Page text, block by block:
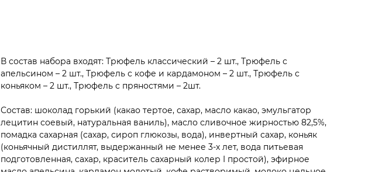
В состав набора входят: Трюфель классический – 2 шт., Трюфель с
апельсином – 2 шт., Трюфель с кофе и кардамоном – 2 шт., Трюфель с
коньяком – 2 шт., Трюфель с пряностями – 2шт.
Состав: шоколад горький (какао тертое, сахар, масло какао, эмульгатор
лецитин соевый, натуральная ваниль), масло сливочное жирностью 82,5%,
помадка сахарная (сахар, сироп глюкозы, вода), инвертный сахар, коньяк
(коньячный дистиллят, выдержанный не менее 3-х лет, вода питьевая
подготовленная, сахар, краситель сахарный колер I простой), эфирное